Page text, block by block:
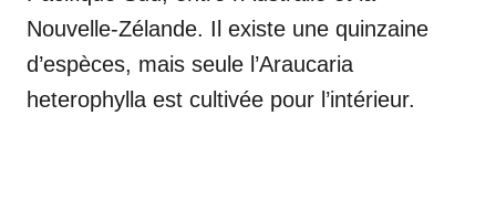
Nouvelle-Zélande. Il existe une quinzaine
d’espèces, mais seule l’Araucaria
heterophylla est cultivée pour l’intérieur.